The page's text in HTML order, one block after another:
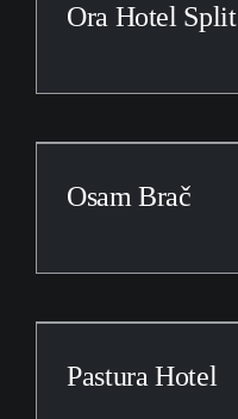
Ora Hotel Split
Osam Brač
Pastura Hotel